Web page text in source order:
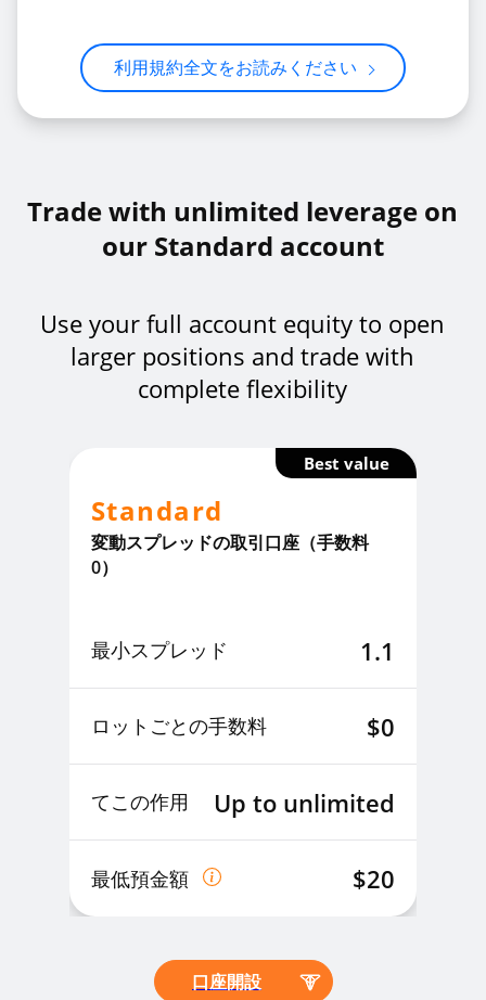
利用規約全文をお読みください
Trade with unlimited leverage on
our Standard account
Use your full account equity to open
larger positions and trade with
complete flexibility
Best value
Standard
変動スプレッドの取引口座（手数料
0）
最小スプレッド 1.1
ロットごとの手数料 $0
てこの作用 Up to unlimited
最低預金額 $20
口座開設